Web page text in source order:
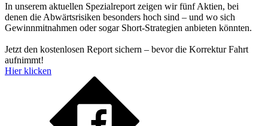
In unserem aktuellen Spezialreport zeigen wir fünf Aktien, bei
denen die Abwärtsrisiken besonders hoch sind – und wo sich
Gewinnmitnahmen oder sogar Short-Strategien anbieten könnten.
Jetzt den kostenlosen Report sichern – bevor die Korrektur Fahrt
aufnimmt!
Hier klicken